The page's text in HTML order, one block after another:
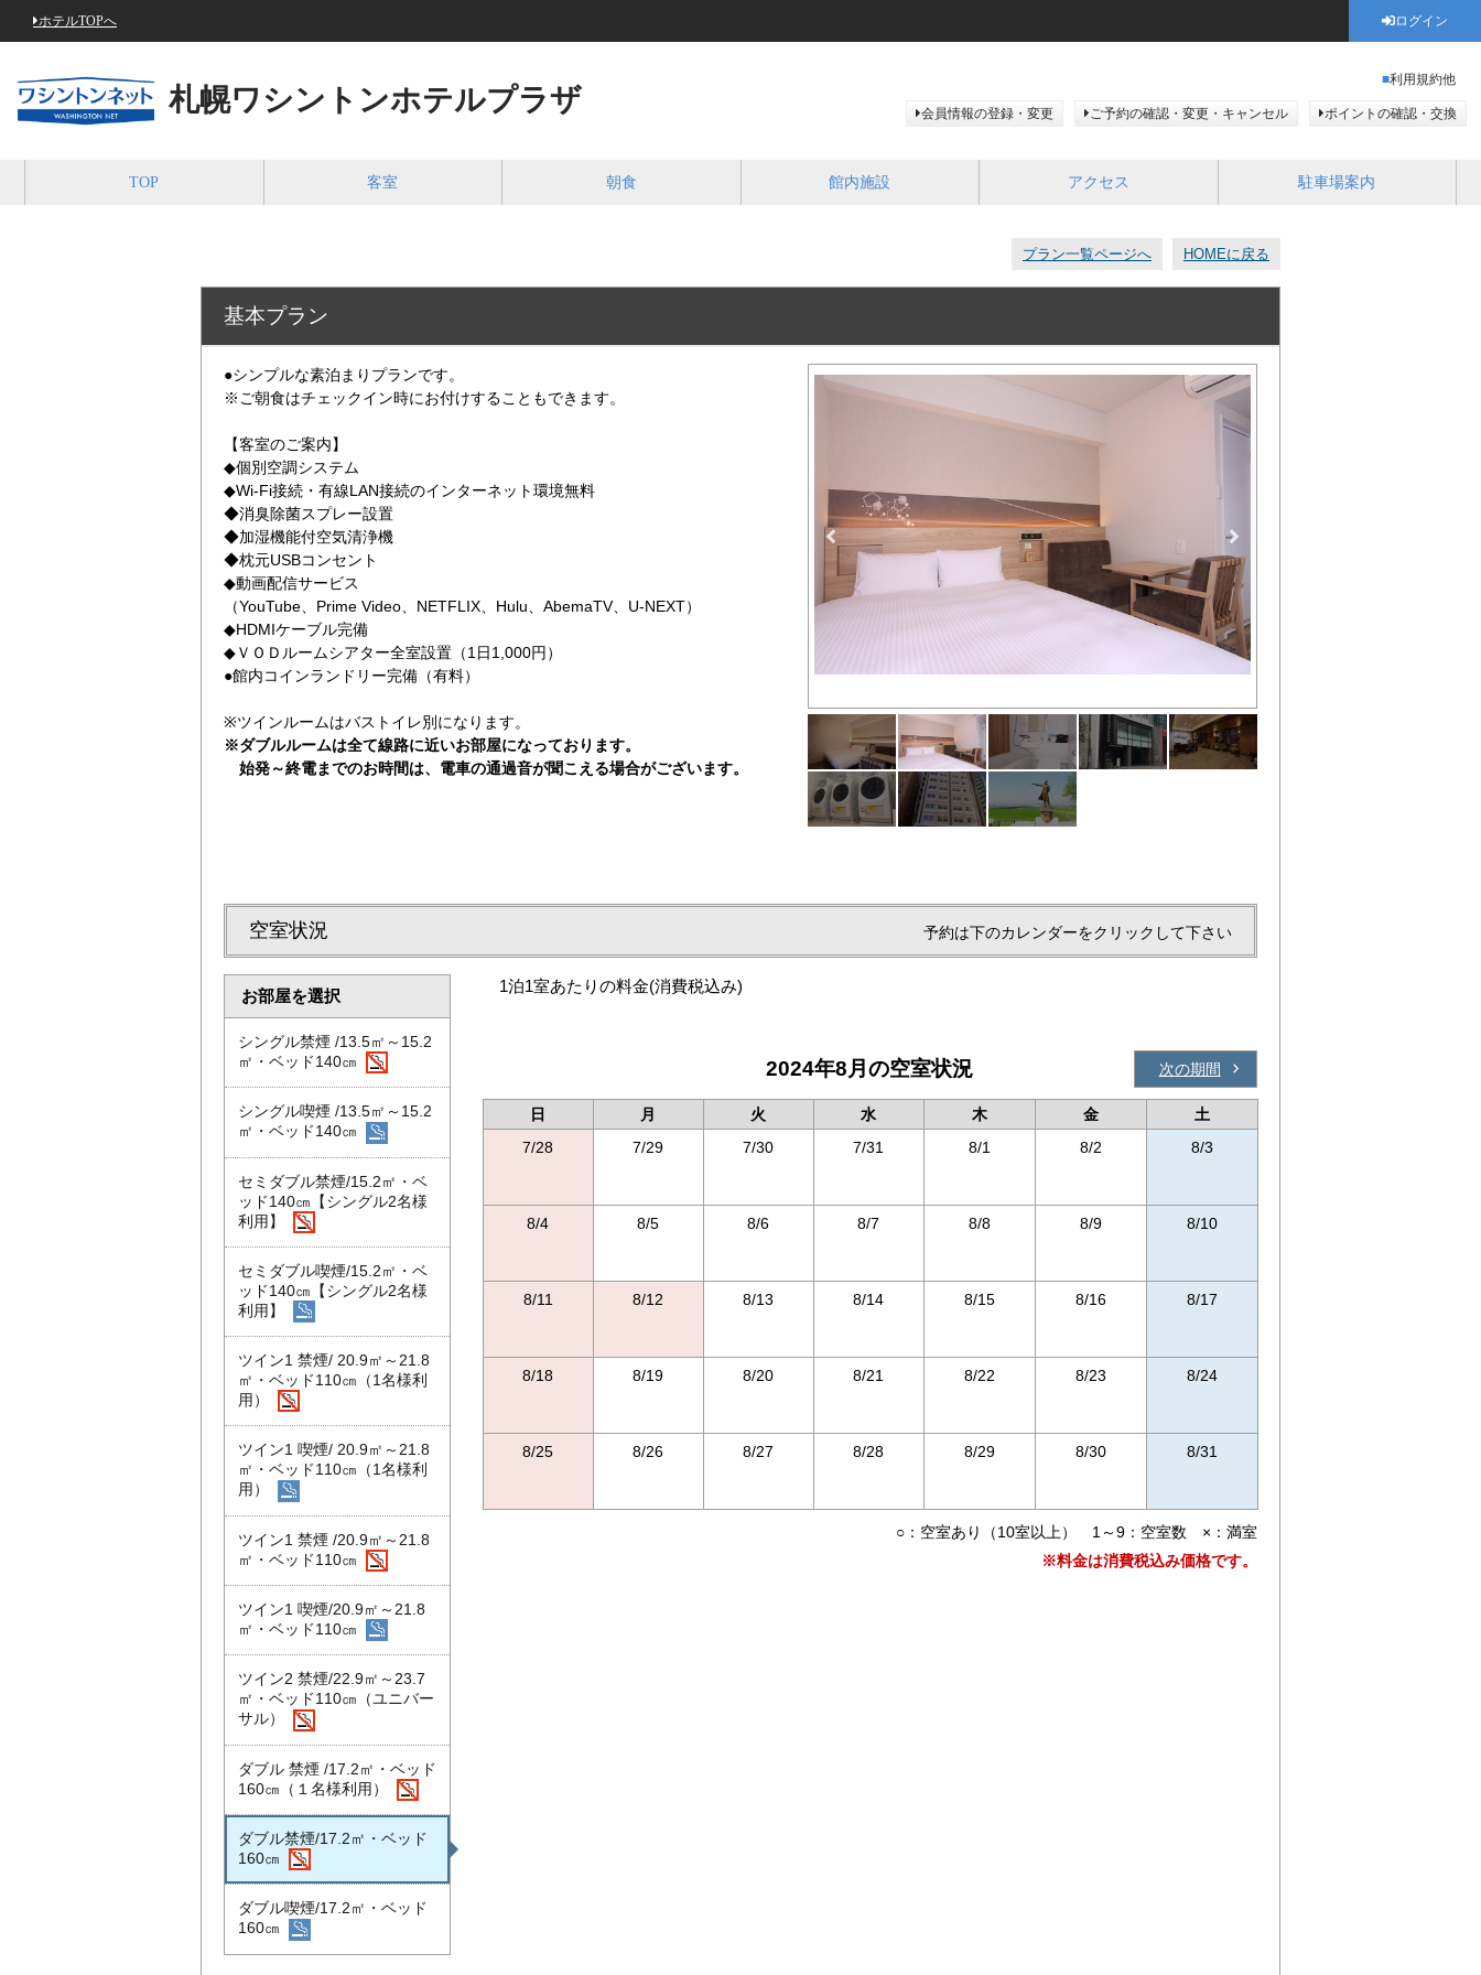
ホテルTOPへ ログイン
札幌ワシントンホテルプラザ
利用規約他
会員情報の登録・変更 ご予約の確認・変更・キャンセル ポイントの確認・交換
TOP 客室 朝食 館内施設 アクセス 駐車場案内
プラン一覧ページへ HOMEに戻る
基本プラン
●シンプルな素泊まりプランです。
※ご朝食はチェックイン時にお付けすることもできます。
【客室のご案内】
◆個別空調システム
◆Wi-Fi接続・有線LAN接続のインターネット環境無料
◆消臭除菌スプレー設置
◆加湿機能付空気清浄機
◆枕元USBコンセント
◆動画配信サービス
（YouTube、Prime Video、NETFLIX、Hulu、AbemaTV、U-NEXT）
◆HDMIケーブル完備
◆ＶＯＤルームシアター全室設置（1日1,000円）
●館内コインランドリー完備（有料）
※ツインルームはバストイレ別になります。
※ダブルルームは全て線路に近いお部屋になっております。
始発～終電までのお時間は、電車の通過音が聞こえる場合がございます。
空室状況 予約は下のカレンダーをクリックして下さい
お部屋を選択
シングル禁煙 /13.5㎡～15.2
㎡・ベッド140㎝
シングル喫煙 /13.5㎡～15.2
㎡・ベッド140㎝
セミダブル禁煙/15.2㎡・ベ
ッド140㎝【シングル2名様
利用】
セミダブル喫煙/15.2㎡・ベ
ッド140㎝【シングル2名様
利用】
ツイン1 禁煙/ 20.9㎡～21.8
㎡・ベッド110㎝（1名様利
用）
ツイン1 喫煙/ 20.9㎡～21.8
㎡・ベッド110㎝（1名様利
用）
ツイン1 禁煙 /20.9㎡～21.8
㎡・ベッド110㎝
ツイン1 喫煙/20.9㎡～21.8
㎡・ベッド110㎝
ツイン2 禁煙/22.9㎡～23.7
㎡・ベッド110㎝（ユニバー
サル）
ダブル 禁煙 /17.2㎡・ベッド
160㎝（１名様利用）
ダブル禁煙/17.2㎡・ベッド
160㎝
ダブル喫煙/17.2㎡・ベッド
160㎝
1泊1室あたりの料金(消費税込み)
2024年8月の空室状況 次の期間
日 月 火 水 木 金
土
7/28
7/29 7/30 7/31 8/1 8/2 8/3
8/4 8/5 8/6 8/7 8/8 8/9 8/10
8/11 8/12 8/13 8/14 8/15 8/16 8/17
8/18 8/19 8/20 8/21 8/22 8/23 8/24
8/25 8/26 8/27 8/28 8/29 8/30 8/31
○：空室あり（10室以上） 1～9：空室数 ×：満室
※料金は消費税込み価格です。